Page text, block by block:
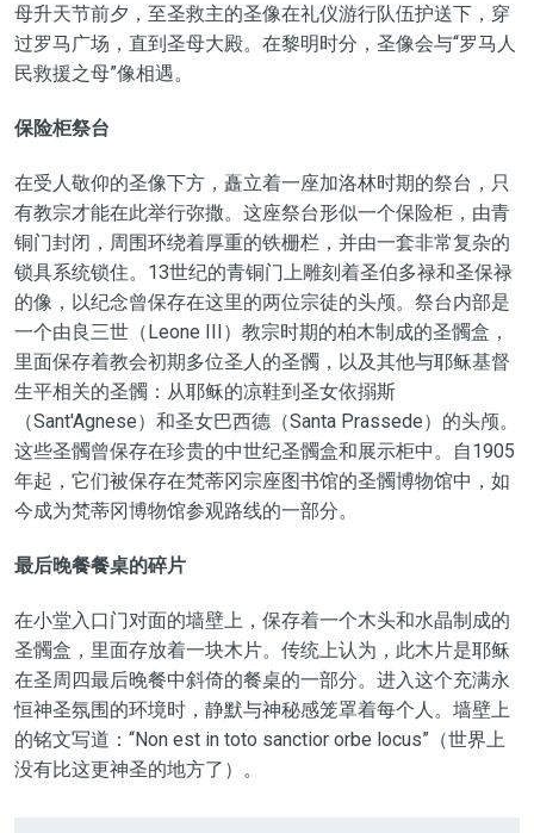
母升天节前夕，至圣救主的圣像在礼仪游行队伍护送下，穿
过罗马广场，直到圣母大殿。在黎明时分，圣像会与“罗马人
民救援之母”像相遇。
保险柜祭台
在受人敬仰的圣像下方，矗立着一座加洛林时期的祭台，只
有教宗才能在此举行弥撒。这座祭台形似一个保险柜，由青
铜门封闭，周围环绕着厚重的铁栅栏，并由一套非常复杂的
锁具系统锁住。13世纪的青铜门上雕刻着圣伯多禄和圣保禄
的像，以纪念曾保存在这里的两位宗徒的头颅。祭台内部是
一个由良三世（Leone III）教宗时期的柏木制成的圣髑盒，
里面保存着教会初期多位圣人的圣髑，以及其他与耶稣基督
生平相关的圣髑：从耶稣的凉鞋到圣女依搦斯
（Sant'Agnese）和圣女巴西德（Santa Prassede）的头颅。
这些圣髑曾保存在珍贵的中世纪圣髑盒和展示柜中。自1905
年起，它们被保存在梵蒂冈宗座图书馆的圣髑博物馆中，如
今成为梵蒂冈博物馆参观路线的一部分。
最后晚餐餐桌的碎片
在小堂入口门对面的墙壁上，保存着一个木头和水晶制成的
圣髑盒，里面存放着一块木片。传统上认为，此木片是耶稣
在圣周四最后晚餐中斜倚的餐桌的一部分。进入这个充满永
恒神圣氛围的环境时，静默与神秘感笼罩着每个人。墙壁上
的铭文写道：“Non est in toto sanctior orbe locus”（世界上
没有比这更神圣的地方了）。